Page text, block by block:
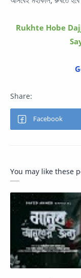
Rukhte Hobe
You may like these